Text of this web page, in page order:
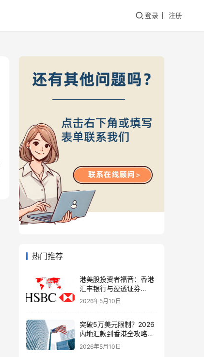
登录 注册
热门推荐
港美股投资者福音：香港
汇丰银行与盈透证券
（IBKR）绑定入金全流
2026年5月10日
突破5万美元限制？2026
内地汇款到香港全攻略：
4种合法路径、手续费对
比与避坑指南
2026年5月10日